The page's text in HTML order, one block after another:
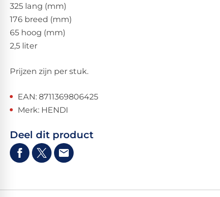
325 lang (mm)
176 breed (mm)
65 hoog (mm)
2,5 liter
Prijzen zijn per stuk.
EAN: 8711369806425
Merk: HENDI
Deel dit product